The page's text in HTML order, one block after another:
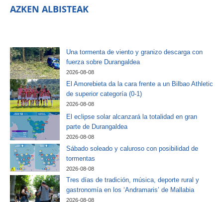
AZKEN ALBISTEAK
Una tormenta de viento y granizo descarga con
fuerza sobre Durangaldea
2026-08-08
El Amorebieta da la cara frente a un Bilbao Athletic
de superior categoría (0-1)
2026-08-08
El eclipse solar alcanzará la totalidad en gran
parte de Durangaldea
2026-08-08
Sábado soleado y caluroso con posibilidad de
tormentas
2026-08-08
Tres días de tradición, música, deporte rural y
gastronomía en los ‘Andramaris’ de Mallabia
2026-08-08